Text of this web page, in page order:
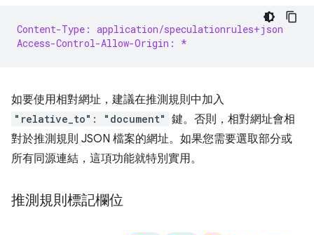
Content-Type: application/speculationrules+json
Access-Control-Allow-Origin: *
如要使用相對網址，建議在推測規則中加入
"relative_to": "document" 鍵。否則，相對網址會相
對於推測規則 JSON 檔案的網址。如果您需要選取部分或
所有同源連結，這項功能就特別實用。
推測規則標記欄位